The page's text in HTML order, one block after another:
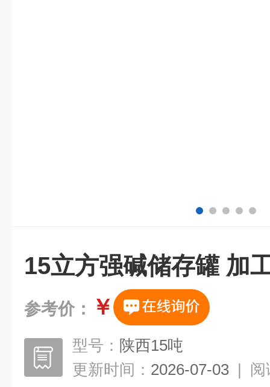
15立方强碱储存罐 加
参考价： ￥
型号： 陕西15吨
更新时间： 2026-07-03 | 阅